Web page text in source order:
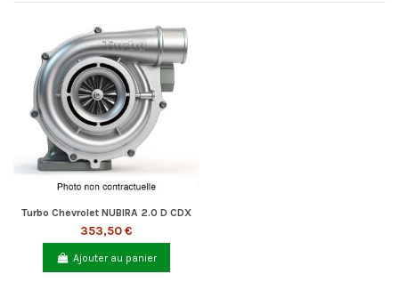
Turbo Chevrolet NUBIRA 2.0 D CDX
353,50 €
Ajouter au panier